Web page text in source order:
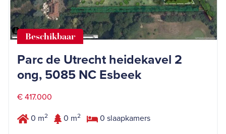
Beschikbaar
Parc de Utrecht heidekavel 2
ong, 5085 NC Esbeek
€ 417.000
0 m2 0 m2 0 slaapkamers